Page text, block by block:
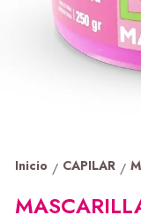
Inicio / CAPILAR /